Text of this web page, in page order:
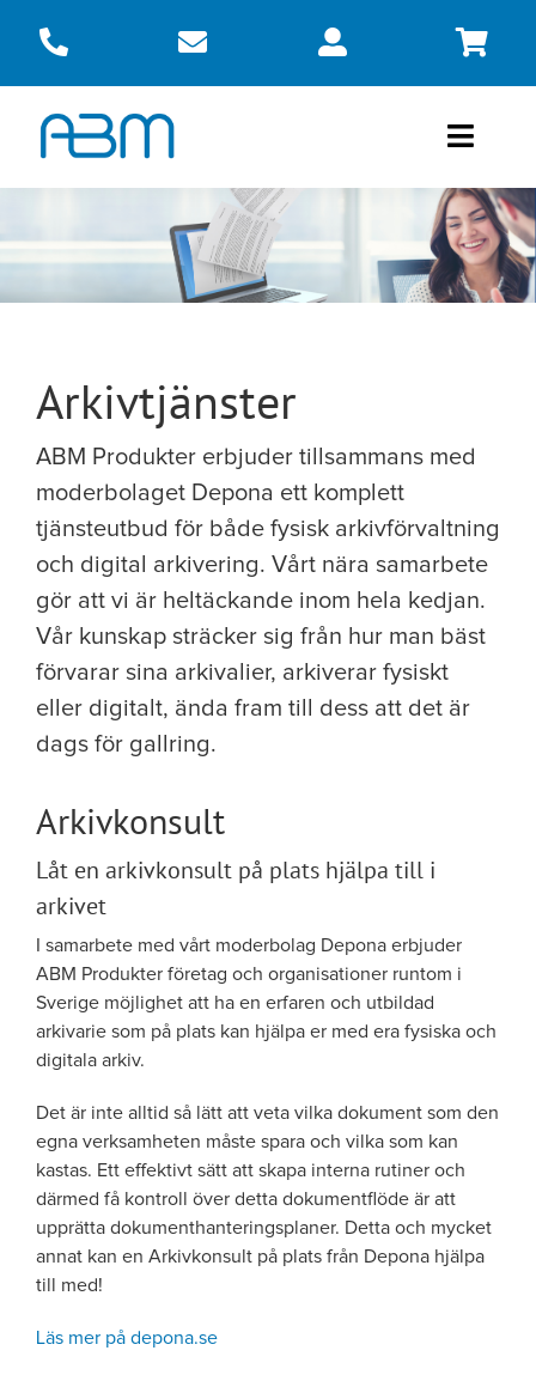
Toggle
Webbshop
Arkivtjänster
ABM Produkter erbjuder tillsammans med
moderbolaget Depona ett komplett
tjänsteutbud för både fysisk arkivförvaltning
och digital arkivering. Vårt nära samarbete
gör att vi är heltäckande inom hela kedjan.
Vår kunskap sträcker sig från hur man bäst
förvarar sina arkivalier, arkiverar fysiskt
eller digitalt, ända fram till dess att det är
dags för gallring.
Arkivkonsult
Låt en arkivkonsult på plats hjälpa till i
arkivet
I samarbete med vårt moderbolag Depona erbjuder
ABM Produkter företag och organisationer runtom i
Sverige möjlighet att ha en erfaren och utbildad
arkivarie som på plats kan hjälpa er med era fysiska och
digitala arkiv.
Det är inte alltid så lätt att veta vilka dokument som den
egna verksamheten måste spara och vilka som kan
kastas. Ett effektivt sätt att skapa interna rutiner och
därmed få kontroll över detta dokumentflöde är att
upprätta dokumenthanteringsplaner. Detta och mycket
annat kan en Arkivkonsult på plats från Depona hjälpa
till med!
Läs mer på depona.se